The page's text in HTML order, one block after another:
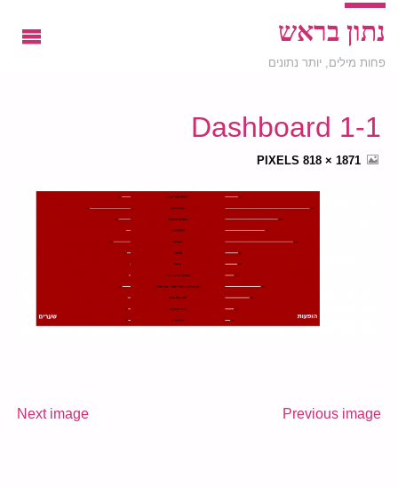
נתון בראש
פחות מילים, יותר נתונים
Dashboard 1-1
FULL
1871 × 818
PIXELS
Previous image
Next image